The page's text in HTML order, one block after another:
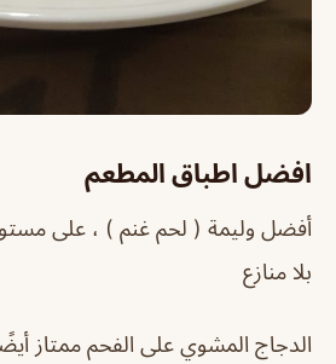
افضل اطباق المطعم
أفضل وليمة ( لحم غنم ) ، على
بلا منازع
الدجاج المشوي على الفحم ممتاز